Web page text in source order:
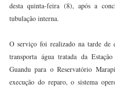
desta quinta-feira (8), após a
tubulação interna.
O serviço foi realizado na tarde de
transporta água tratada da
Guandu para o Reservatório
execução do reparo, o sistema